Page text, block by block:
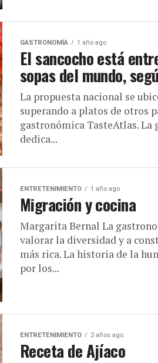
GASTRONOMÍA 1 año ago
El sancocho está
sopas del mundo,
La propuesta nacional se
superando a platos de otros
gastronómica TasteAtlas. La
dedica...
ENTRETENIMIENTO 1 año ago
Migración y cocina
Margarita Bernal La
valorar la diversidad y a
más rica. La historia de la
por los...
ENTRETENIMIENTO 2 años ago
Receta de Ajíaco